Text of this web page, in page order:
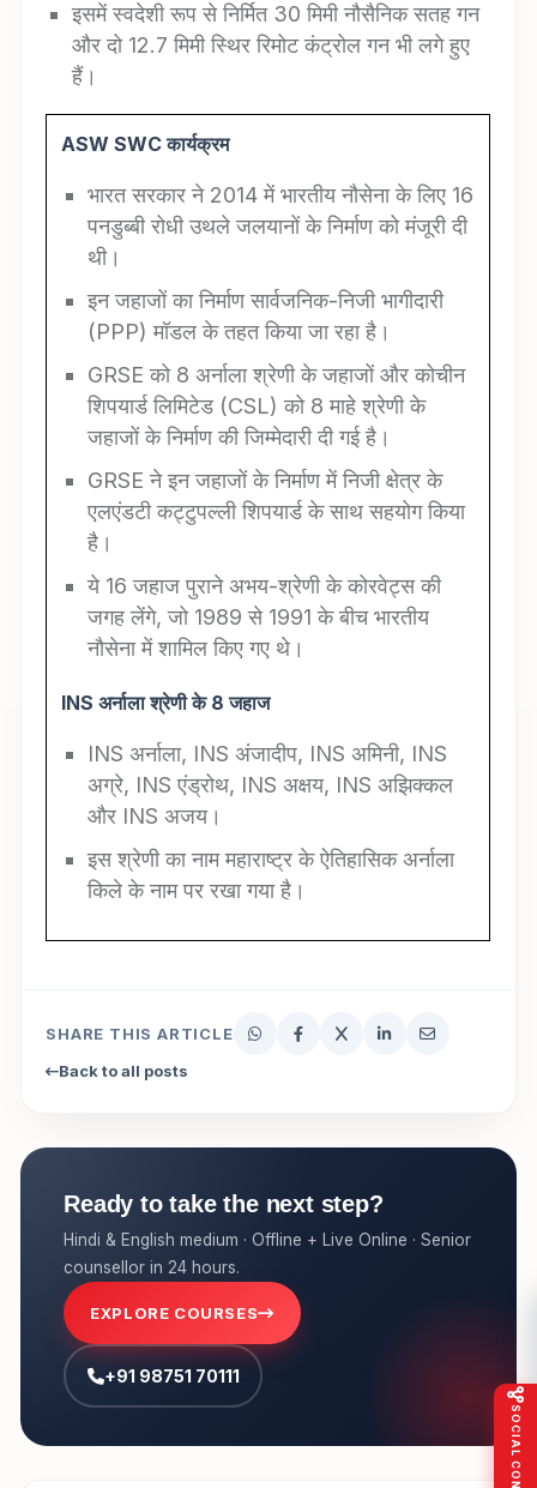
इसमें स्वदेशी रूप से निर्मित 30 मिमी नौसैनिक सतह गन
और दो 12.7 मिमी स्थिर रिमोट कंट्रोल गन भी लगे हुए
हैं।
ASW SWCकार्यक्रम
भारत सरकार ने 2014 में भारतीय नौसेना के लिए 16
पनडुब्बी रोधी उथले जलयानों के निर्माण को मंजूरी दी
थी।
इन जहाजों का निर्माण सार्वजनिक-निजी भागीदारी
(PPP) मॉडल के तहत किया जा रहा है।
GRSE को 8 अर्नाला श्रेणी के जहाजों और कोचीन
शिपयार्ड लिमिटेड (CSL) को 8 माहे श्रेणी के
जहाजों के निर्माण की जिम्मेदारी दी गई है।
GRSE ने इन जहाजों के निर्माण में निजी क्षेत्र के
एलएंडटी कट्टुपल्ली शिपयार्ड के साथ सहयोग किया
है।
ये 16 जहाज पुराने अभय-श्रेणी के कोरवेट्स की
जगह लेंगे, जो 1989 से 1991 के बीच भारतीय
नौसेना में शामिल किए गए थे।
INSअर्नाला श्रेणी के 8 जहाज
INS अर्नाला, INS अंजादीप, INS अमिनी, INS
अग्रे, INS एंड्रोथ, INS अक्षय, INS अझिक्कल
और INS अजय।
इस श्रेणी का नाम महाराष्ट्र के ऐतिहासिक अर्नाला
किले के नाम पर रखा गया है।
SHARE THIS ARTICLE
Back to all posts
Ready to take the next step?
Hindi & English medium · Offline + Live Online · Senior
counsellor in 24 hours.
EXPLORE COURSES
+91 98751 70111